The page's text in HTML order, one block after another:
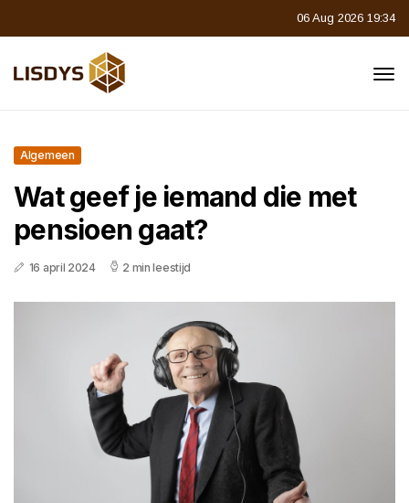
06 Aug 2026 19:34
Algemeen
Wat geef je iemand die met
pensioen gaat?
16 april 2024 2 min leestijd